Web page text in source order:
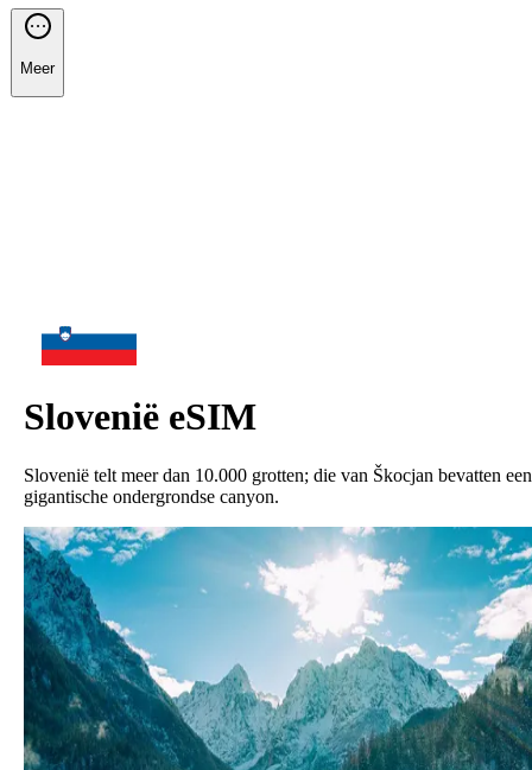
Meer
Slovenië eSIM
Slovenië telt meer dan 10.000 grotten; die van Škocjan bevatten een
gigantische ondergrondse canyon.